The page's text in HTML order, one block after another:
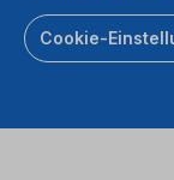
Cookie-